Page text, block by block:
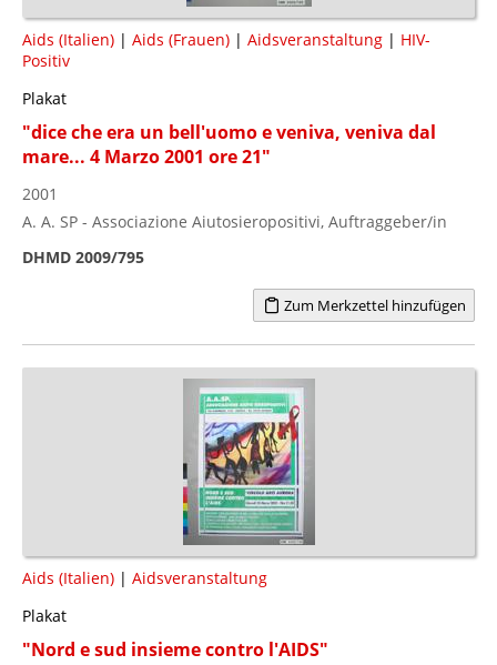
Aids (Italien) | Aids (Frauen) | Aidsveranstaltung | HIV-
Positiv
Plakat
"dice che era un bell'uomo e veniva, veniva dal
mare... 4 Marzo 2001 ore 21"
2001
A. A. SP - Associazione Aiutosieropositivi, Auftraggeber/in
DHMD 2009/795
Zum Merkzettel hinzufügen
Aids (Italien) | Aidsveranstaltung
Plakat
"Nord e sud insieme contro l'AIDS"